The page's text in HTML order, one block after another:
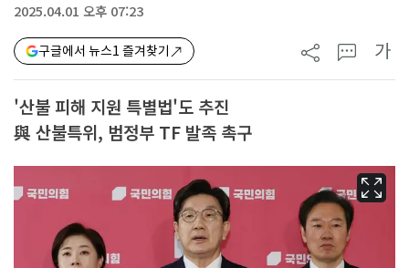
2025.04.01 오후 07:23
구글에서 뉴스1 즐겨찾기 가
'산불 피해 지원 특별법'도 추진
與 산불특위, 범정부 TF 발족 촉구